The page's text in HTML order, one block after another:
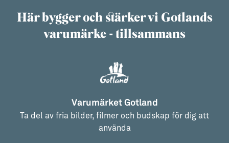
Här bygger och stärker vi Gotlands
varumärke - tillsammans
Varumärket Gotland
Ta del av fria bilder, filmer och budskap för dig att
använda